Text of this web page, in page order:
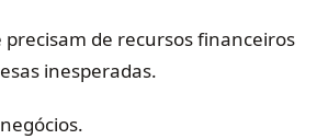
de recursos financeiros
inesperadas.